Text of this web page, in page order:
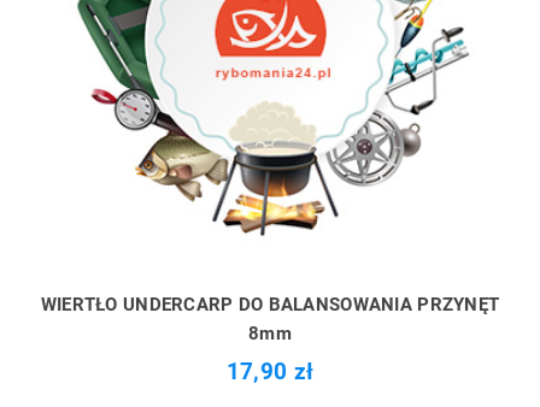
WIERTŁO UNDERCARP DO BALANSOWANIA PRZYNĘT
8mm
17,90 zł